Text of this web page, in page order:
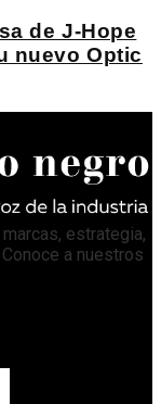
de J-Hope
nuevo Optic
estrategia,
a nuestros